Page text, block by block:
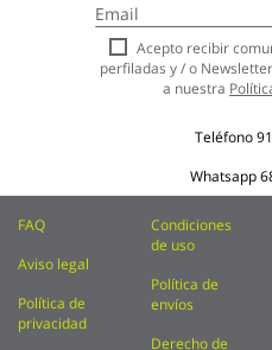
a
nuestro
boletín
de
Acepto recibir
perfiladas y / o
a nuestra
Teléfono
Whatsapp
FAQ
Aviso legal
Política de
privacidad
Condiciones
de uso
Política de
envíos
Derecho de